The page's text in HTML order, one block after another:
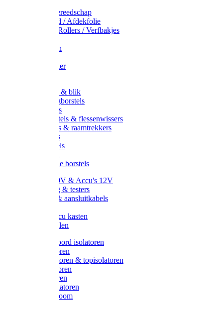
Schildersgereedschap
Afplakband / Afdekfolie
Kwasten / Rollers / Verfbakjes
Afdekfoliën
Schuurpapier
Handveger & blik
Voetenveegborstels
Handvegers
Afwasborstels & flessenwissers
Wasborstels & raamtrekkers
Tonborstels
Werkborstels
Hygienische borstels
Batterijen 9V & Accu's 12V
Beveiliging & testers
Kabelsets & aansluitkabels
Metalen accu kasten
Zonnepanelen
Draad & koord isolatoren
Ringisolatoren
Extra isolatoren & topisolatoren
Hoekisolatoren
Lintisolatoren
Afstandisolatoren
Isolatorenboom